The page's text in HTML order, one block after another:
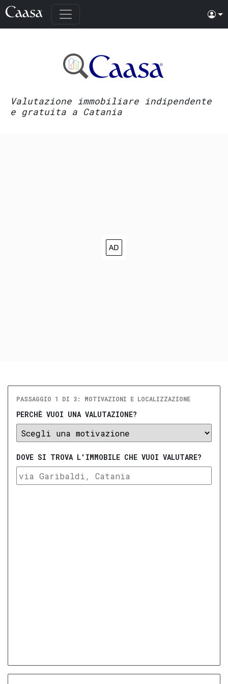
Valutazione immobiliare indipendente
e gratuita a Catania
PASSAGGIO 1 DI 3: MOTIVAZIONI E LOCALIZZAZIONE
PERCHÈ VUOI UNA VALUTAZIONE?
DOVE SI TROVA L'IMMOBILE CHE VUOI VALUTARE?